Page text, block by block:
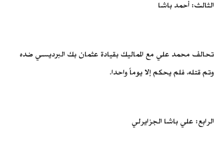
الثالث: أحمد باشا
تحالف محمد علي مع المماليك بقيادة عثمان بك البرديسي ضده
وتم قتله، فلم يحكم إلا يوماً واحدا.
الرابع: علي باشا الجزايرلي